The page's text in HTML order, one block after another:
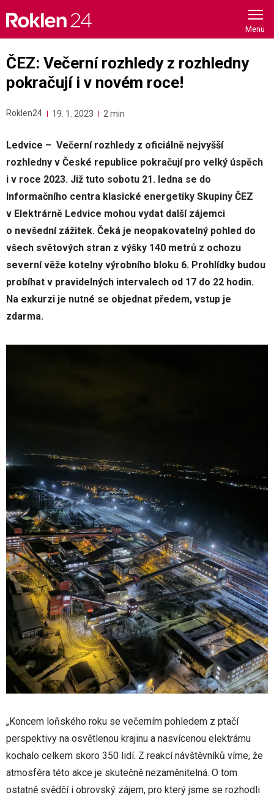
content
ČEZ: Večerní rozhledy z rozhledny
pokračují i v novém roce!
Roklen24 19. 1. 2023 2 min
Ledvice – Večerní rozhledy z oficiálně nejvyšší
rozhledny v České republice pokračují pro velký úspěch
i v roce 2023. Již tuto sobotu 21. ledna se do
Informačního centra klasické energetiky Skupiny ČEZ
v Elektrárně Ledvice mohou vydat další zájemci
o nevšední zážitek. Čeká je neopakovatelný pohled do
všech světových stran z výšky 140 metrů z ochozu
severní věže kotelny výrobního bloku 6. Prohlídky budou
probíhat v pravidelných intervalech od 17 do 22 hodin.
Na exkurzi je nutné se objednat předem, vstup je
zdarma.
„Koncem loňského roku se večerním pohledem z ptačí
perspektivy na osvětlenou krajinu a nasvícenou elektrárnu
kochalo celkem skoro 350 lidí. Z reakcí návštěvníků víme, že
atmosféra této akce je skutečně nezaměnitelná. O tom
ostatně svědčí i obrovský zájem, pro který jsme se rozhodli